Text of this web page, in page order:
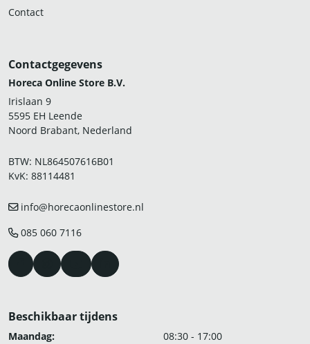
Contact
Contactgegevens
Horeca Online Store B.V.
Irislaan 9
5595 EH Leende
Noord Brabant, Nederland
BTW: NL864507616B01
KvK: 88114481
info@horecaonlinestore.nl
085 060 7116
Beschikbaar tijdens
Maandag:
08:30 - 17:00